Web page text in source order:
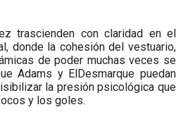
trascienden con claridad en el
donde la cohesión del vestuario,
de poder muchas veces se
Adams y ElDesmarque puedan
la presión psicológica que
y los goles.